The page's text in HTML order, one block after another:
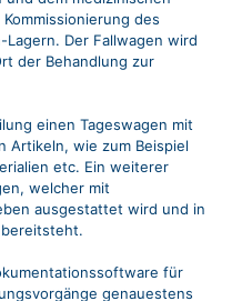
des
Der Fallwagen wird
der Behandlung zur
einen Tageswagen mit
Artikeln, wie zum Beispiel
etc. Ein weiterer
welcher mit
ausgestattet wird und in
für
genauestens